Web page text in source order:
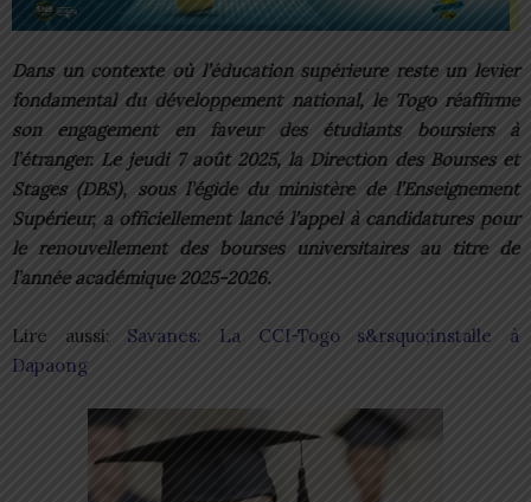
Dans un contexte où l’éducation supérieure reste un levier
fondamental du développement national, le Togo réaffirme
son engagement en faveur des étudiants boursiers à
l’étranger. Le jeudi 7 août 2025, la Direction des Bourses et
Stages (DBS), sous l’égide du ministère de l’Enseignement
Supérieur, a officiellement lancé l’appel à candidatures pour
le renouvellement des bourses universitaires au titre de
l’année académique 2025-2026.
Lire aussi: Savanes: La CCI-Togo s&rsquo;installe à
Dapaong